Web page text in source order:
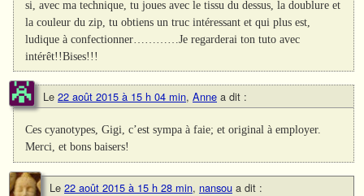
si, avec ma technique, tu joues avec le tissu du dessus, la doublure et
la couleur du zip, tu obtiens un truc intéressant et qui plus est,
ludique à confectionner…………Je regarderai ton tuto avec
intérêt!!Bises!!!
Le 22 août 2015 à 15 h 04 min, Anne a dit :
Ces cyanotypes, Gigi, c’est sympa à faie; et original à employer.
Merci, et bons baisers!
Le 22 août 2015 à 15 h 28 min, nansou a dit :